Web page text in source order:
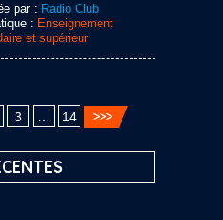
par : Radio Club
: Enseignement
et supérieur
3 14